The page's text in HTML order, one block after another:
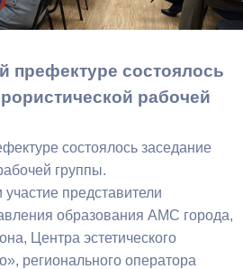
префектуре состоялось
рабочей
состоялось заседание
группы.
представители
образования АМС города,
Центра эстетического
регионального оператора